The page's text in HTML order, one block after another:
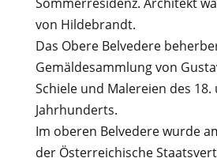
von Hildebrandt.
Das Obere Belvedere
Gemäldesammlung von
Schiele und Malereien des 18.
Jahrhunderts.
Im oberen Belvedere wurde
der Österreichische